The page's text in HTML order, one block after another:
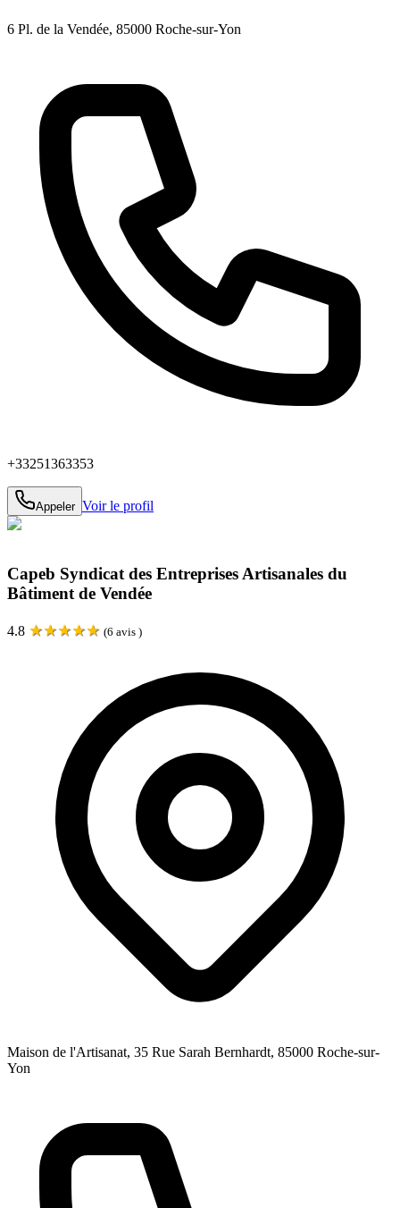
6 Pl. de la Vendée, 85000 Roche-sur-Yon
+33251363353
Appeler Voir le profil
Capeb Syndicat des Entreprises Artisanales du
Bâtiment de Vendée
4.8 ★★★★★ (6 avis )
Maison de l'Artisanat, 35 Rue Sarah Bernhardt, 85000 Roche-sur-
Yon